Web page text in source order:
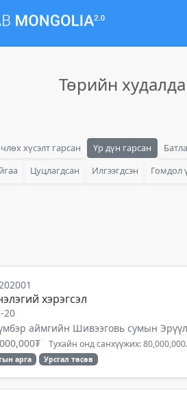
Төрийн
хүсэлт гарсан Үр дүн гарсан
Цуцлагдсан Илгээгдсэн Гомдол
хэрэгсэл
20
аймгийн Шивээговь сумын
Тухайн онд санхүүжих:
арга Урсгал төсөв